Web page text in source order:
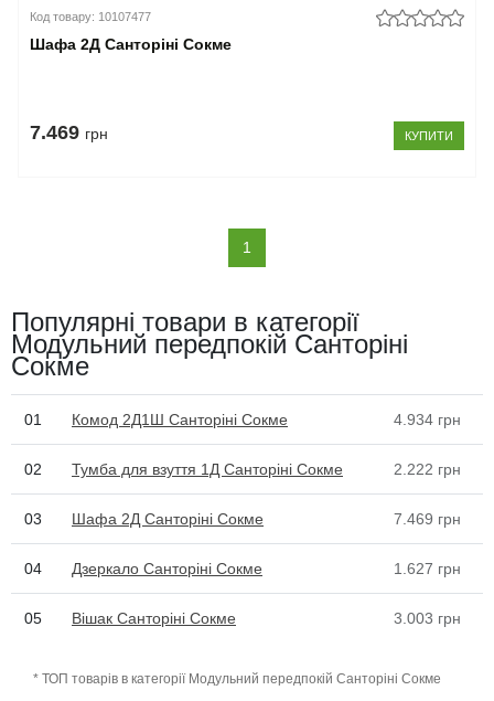
Код товару: 10107477
Шафа 2Д Санторіні Сокме
7.469 грн КУПИТИ
1
Популярні товари в категорії
Модульний передпокій Санторіні
Сокме
01 Комод 2Д1Ш Санторіні Сокме 4.934 грн
02 Тумба для взуття 1Д Санторіні Сокме 2.222 грн
03 Шафа 2Д Санторіні Сокме 7.469 грн
04 Дзеркало Санторіні Сокме 1.627 грн
05 Вішак Санторіні Сокме 3.003 грн
* ТОП товарів в категорії Модульний передпокій Санторіні Сокме